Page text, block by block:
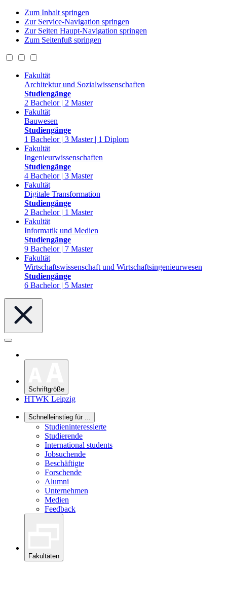
Zum Inhalt springen
Zur Service-Navigation springen
Zur Seiten Haupt-Navigation springen
Zum Seitenfuß springen
Fakultät
Architektur und Sozialwissenschaften
Studiengänge
2 Bachelor | 2 Master
Fakultät
Bauwesen
Studiengänge
1 Bachelor | 3 Master | 1 Diplom
Fakultät
Ingenieurwissenschaften
Studiengänge
4 Bachelor | 3 Master
Fakultät
Digitale Transformation
Studiengänge
2 Bachelor | 1 Master
Fakultät
Informatik und Medien
Studiengänge
9 Bachelor | 7 Master
Fakultät
Wirtschaftswissenschaft und Wirtschaftsingenieurwesen
Studiengänge
6 Bachelor | 5 Master
Schriftgröße
HTWK Leipzig
Schnelleinstieg für ...
Studieninteressierte
Studierende
International students
Jobsuchende
Beschäftigte
Forschende
Alumni
Unternehmen
Medien
Feedback
Fakultäten